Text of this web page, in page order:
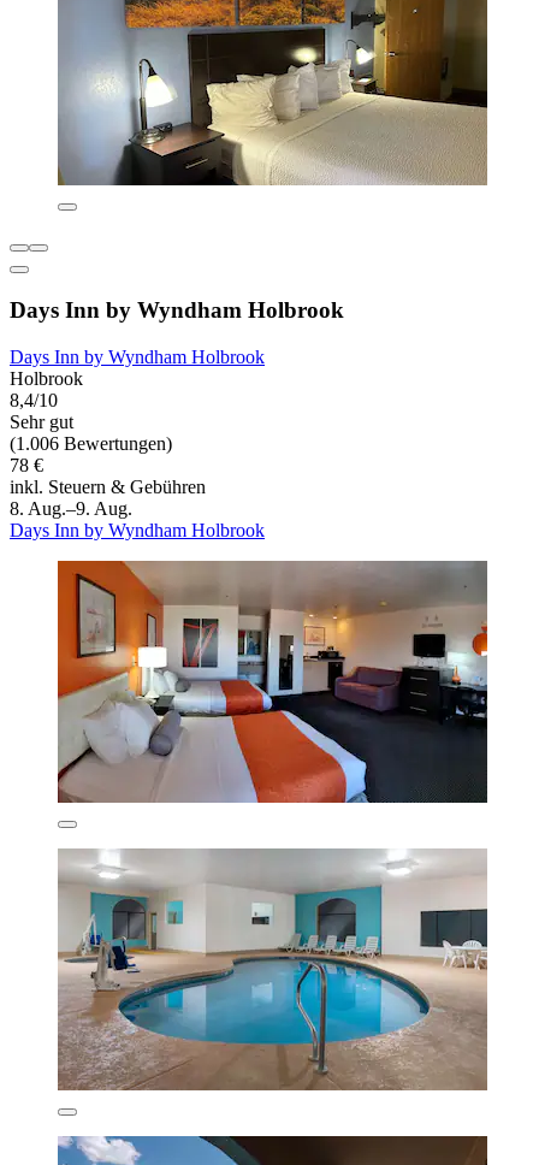
Days Inn by Wyndham Holbrook
Days Inn by Wyndham Holbrook
Holbrook
8,4/10
Sehr gut
(1.006 Bewertungen)
78 €
inkl. Steuern & Gebühren
8. Aug.–9. Aug.
Days Inn by Wyndham Holbrook